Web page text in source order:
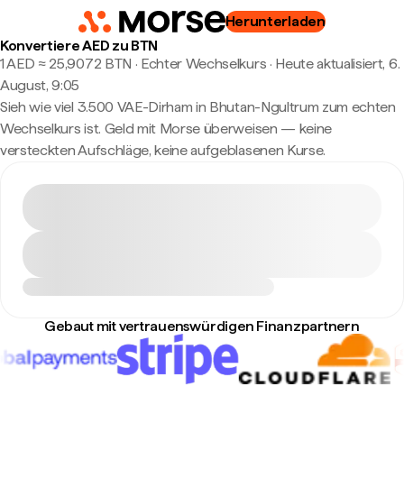
Herunterladen
Konvertiere AED zu BTN
1 AED ≈ 25,9072 BTN · Echter Wechselkurs · Heute aktualisiert, 6.
August, 9:05
Sieh wie viel 3.500 VAE-Dirham in Bhutan-Ngultrum zum echten
Wechselkurs ist. Geld mit Morse überweisen — keine
versteckten Aufschläge, keine aufgeblasenen Kurse.
Gebaut mit vertrauenswürdigen Finanzpartnern